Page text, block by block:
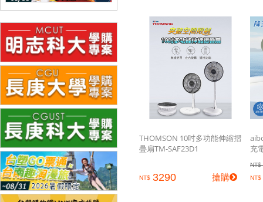
THOMSON 10吋多功能伸縮摺
疊扇TM-SAF23D1
NT$ 3290 搶購
充
NT$
NT$